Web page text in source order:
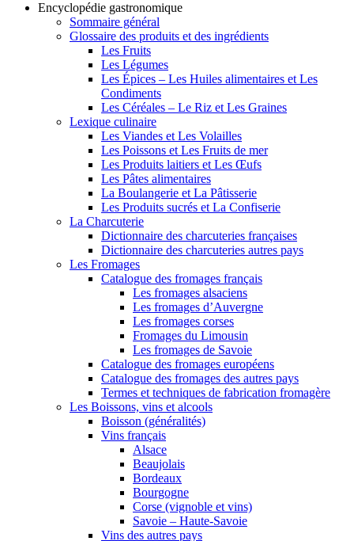
Encyclopédie gastronomique
Sommaire général
Glossaire des produits et des ingrédients
Les Fruits
Les Légumes
Les Épices – Les Huiles alimentaires et Les
Condiments
Les Céréales – Le Riz et Les Graines
Lexique culinaire
Les Viandes et Les Volailles
Les Poissons et Les Fruits de mer
Les Produits laitiers et Les Œufs
Les Pâtes alimentaires
La Boulangerie et La Pâtisserie
Les Produits sucrés et La Confiserie
La Charcuterie
Dictionnaire des charcuteries françaises
Dictionnaire des charcuteries autres pays
Les Fromages
Catalogue des fromages français
Les fromages alsaciens
Les fromages d’Auvergne
Les fromages corses
Fromages du Limousin
Les fromages de Savoie
Catalogue des fromages européens
Catalogue des fromages des autres pays
Termes et techniques de fabrication fromagère
Les Boissons, vins et alcools
Boisson (généralités)
Vins français
Alsace
Beaujolais
Bordeaux
Bourgogne
Corse (vignoble et vins)
Savoie – Haute-Savoie
Vins des autres pays